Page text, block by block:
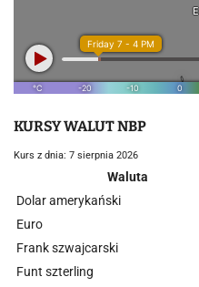
KURSY WALUT NBP
Kurs z dnia: 7 sierpnia 2026
Waluta
Dolar amerykański
Euro
Frank szwajcarski
Funt szterling